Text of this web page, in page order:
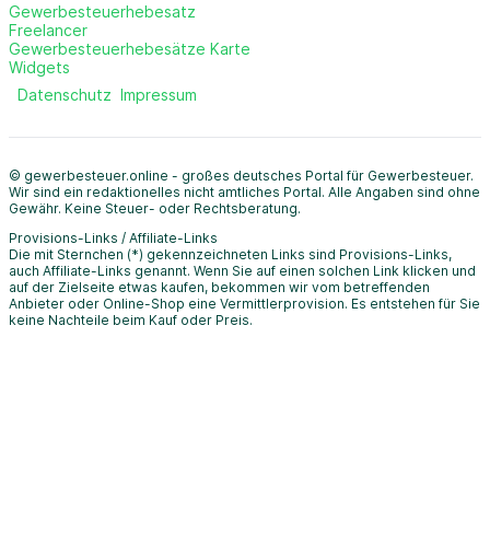
Gewerbesteuerhebesatz
Freelancer
Gewerbesteuerhebesätze Karte
Widgets
Datenschutz Impressum
© gewerbesteuer.online - großes deutsches Portal für Gewerbesteuer.
Wir sind ein redaktionelles nicht amtliches Portal. Alle Angaben sind ohne
Gewähr. Keine Steuer- oder Rechtsberatung.
Provisions-Links / Affiliate-Links
Die mit Sternchen (*) gekennzeichneten Links sind Provisions-Links,
auch Affiliate-Links genannt. Wenn Sie auf einen solchen Link klicken und
auf der Zielseite etwas kaufen, bekommen wir vom betreffenden
Anbieter oder Online-Shop eine Vermittlerprovision. Es entstehen für Sie
keine Nachteile beim Kauf oder Preis.